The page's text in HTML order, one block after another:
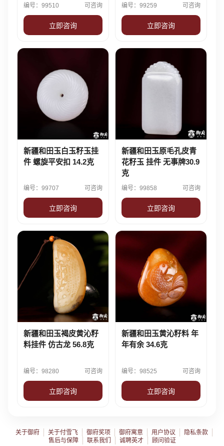
编号：99510 可咨询
立即咨询
编号：99259 可咨询
立即咨询
新疆和田玉白玉籽玉挂
件 螺旋平安扣 14.2克
编号：99707 可咨询
立即咨询
新疆和田玉原毛孔皮青
花籽玉 挂件 无事牌30.9
克
编号：99858 可咨询
立即咨询
新疆和田玉褐皮黄沁籽
料挂件 仿古龙 56.8克
编号：98280 可咨询
立即咨询
新疆和田玉黄沁籽料 年
年有余 34.6克
编号：98525 可咨询
立即咨询
关于御府 关于付雪飞 御府奖项 御府寓意 用户协议
隐私条款
售后与保障
联系我们 诚聘英才 顾问验证